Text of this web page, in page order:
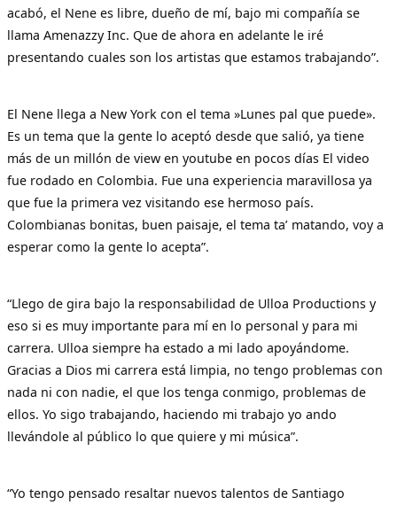
acabó, el Nene es libre, dueño de mí, bajo mi compañía se
llama Amenazzy Inc. Que de ahora en adelante le iré
presentando cuales son los artistas que estamos trabajando”.
El Nene llega a New York con el tema »Lunes pal que puede».
Es un tema que la gente lo aceptó desde que salió, ya tiene
más de un millón de view en youtube en pocos días El video
fue rodado en Colombia. Fue una experiencia maravillosa ya
que fue la primera vez visitando ese hermoso país.
Colombianas bonitas, buen paisaje, el tema ta’ matando, voy a
esperar como la gente lo acepta”.
“Llego de gira bajo la responsabilidad de Ulloa Productions y
eso si es muy importante para mí en lo personal y para mi
carrera. Ulloa siempre ha estado a mi lado apoyándome.
Gracias a Dios mi carrera está limpia, no tengo problemas con
nada ni con nadie, el que los tenga conmigo, problemas de
ellos. Yo sigo trabajando, haciendo mi trabajo yo ando
llevándole al público lo que quiere y mi música”.
“Yo tengo pensado resaltar nuevos talentos de Santiago